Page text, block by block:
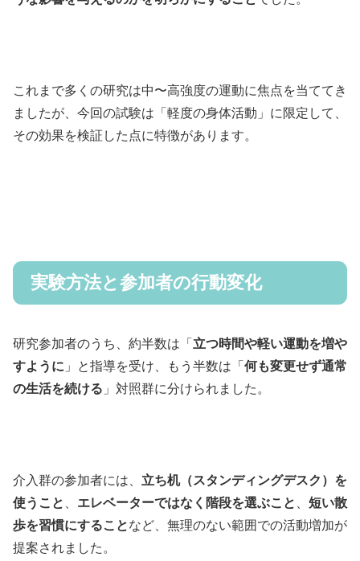
これまで多くの研究は中〜高強度の運動に焦点を当ててき
ましたが、今回の試験は「軽度の身体活動」に限定して、
その効果を検証した点に特徴があります。
実験方法と参加者の行動変化
研究参加者のうち、約半数は「 立つ時間や軽い運動を増や
すように 」と指導を受け、もう半数は「 何も変更せず通常
の生活を続ける 」対照群に分けられました。
介入群の参加者には、 立ち机（スタンディングデスク）を
使うこと
エレベーターではなく階段を選ぶこと
短い散
歩を習慣にすることなど、無理のない範囲での活動増加が
提案されました。